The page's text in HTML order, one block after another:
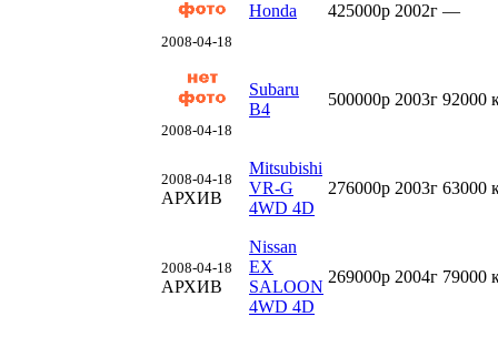
2008-04-18
Honda 425000р 2002г —
2008-04-18
Subaru
B4
500000р 2003г 92000
2008-04-18
АРХИВ
Mitsubishi
VR-G
4WD 4D
276000р 2003г 63000
2008-04-18
АРХИВ
Nissan
EX
SALOON
4WD 4D
269000р 2004г 79000